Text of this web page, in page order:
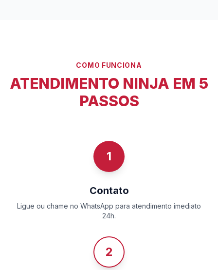
COMO FUNCIONA
ATENDIMENTO NINJA EM 5
PASSOS
1
Contato
Ligue ou chame no WhatsApp para atendimento imediato
24h.
2